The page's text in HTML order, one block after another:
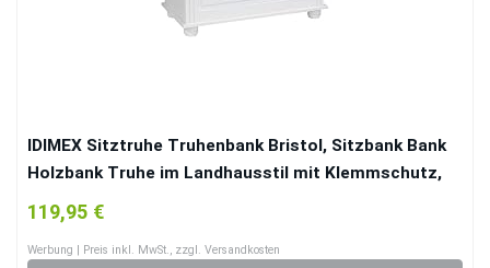
IDIMEX Sitztruhe Truhenbank Bristol, Sitzbank Bank
Holzbank Truhe im Landhausstil mit Klemmschutz,
Kiefer massiv, weiß lackiert
119,95 €
Werbung | Preis inkl. MwSt., zzgl. Versandkosten